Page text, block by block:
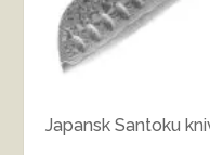
Japansk Santoku